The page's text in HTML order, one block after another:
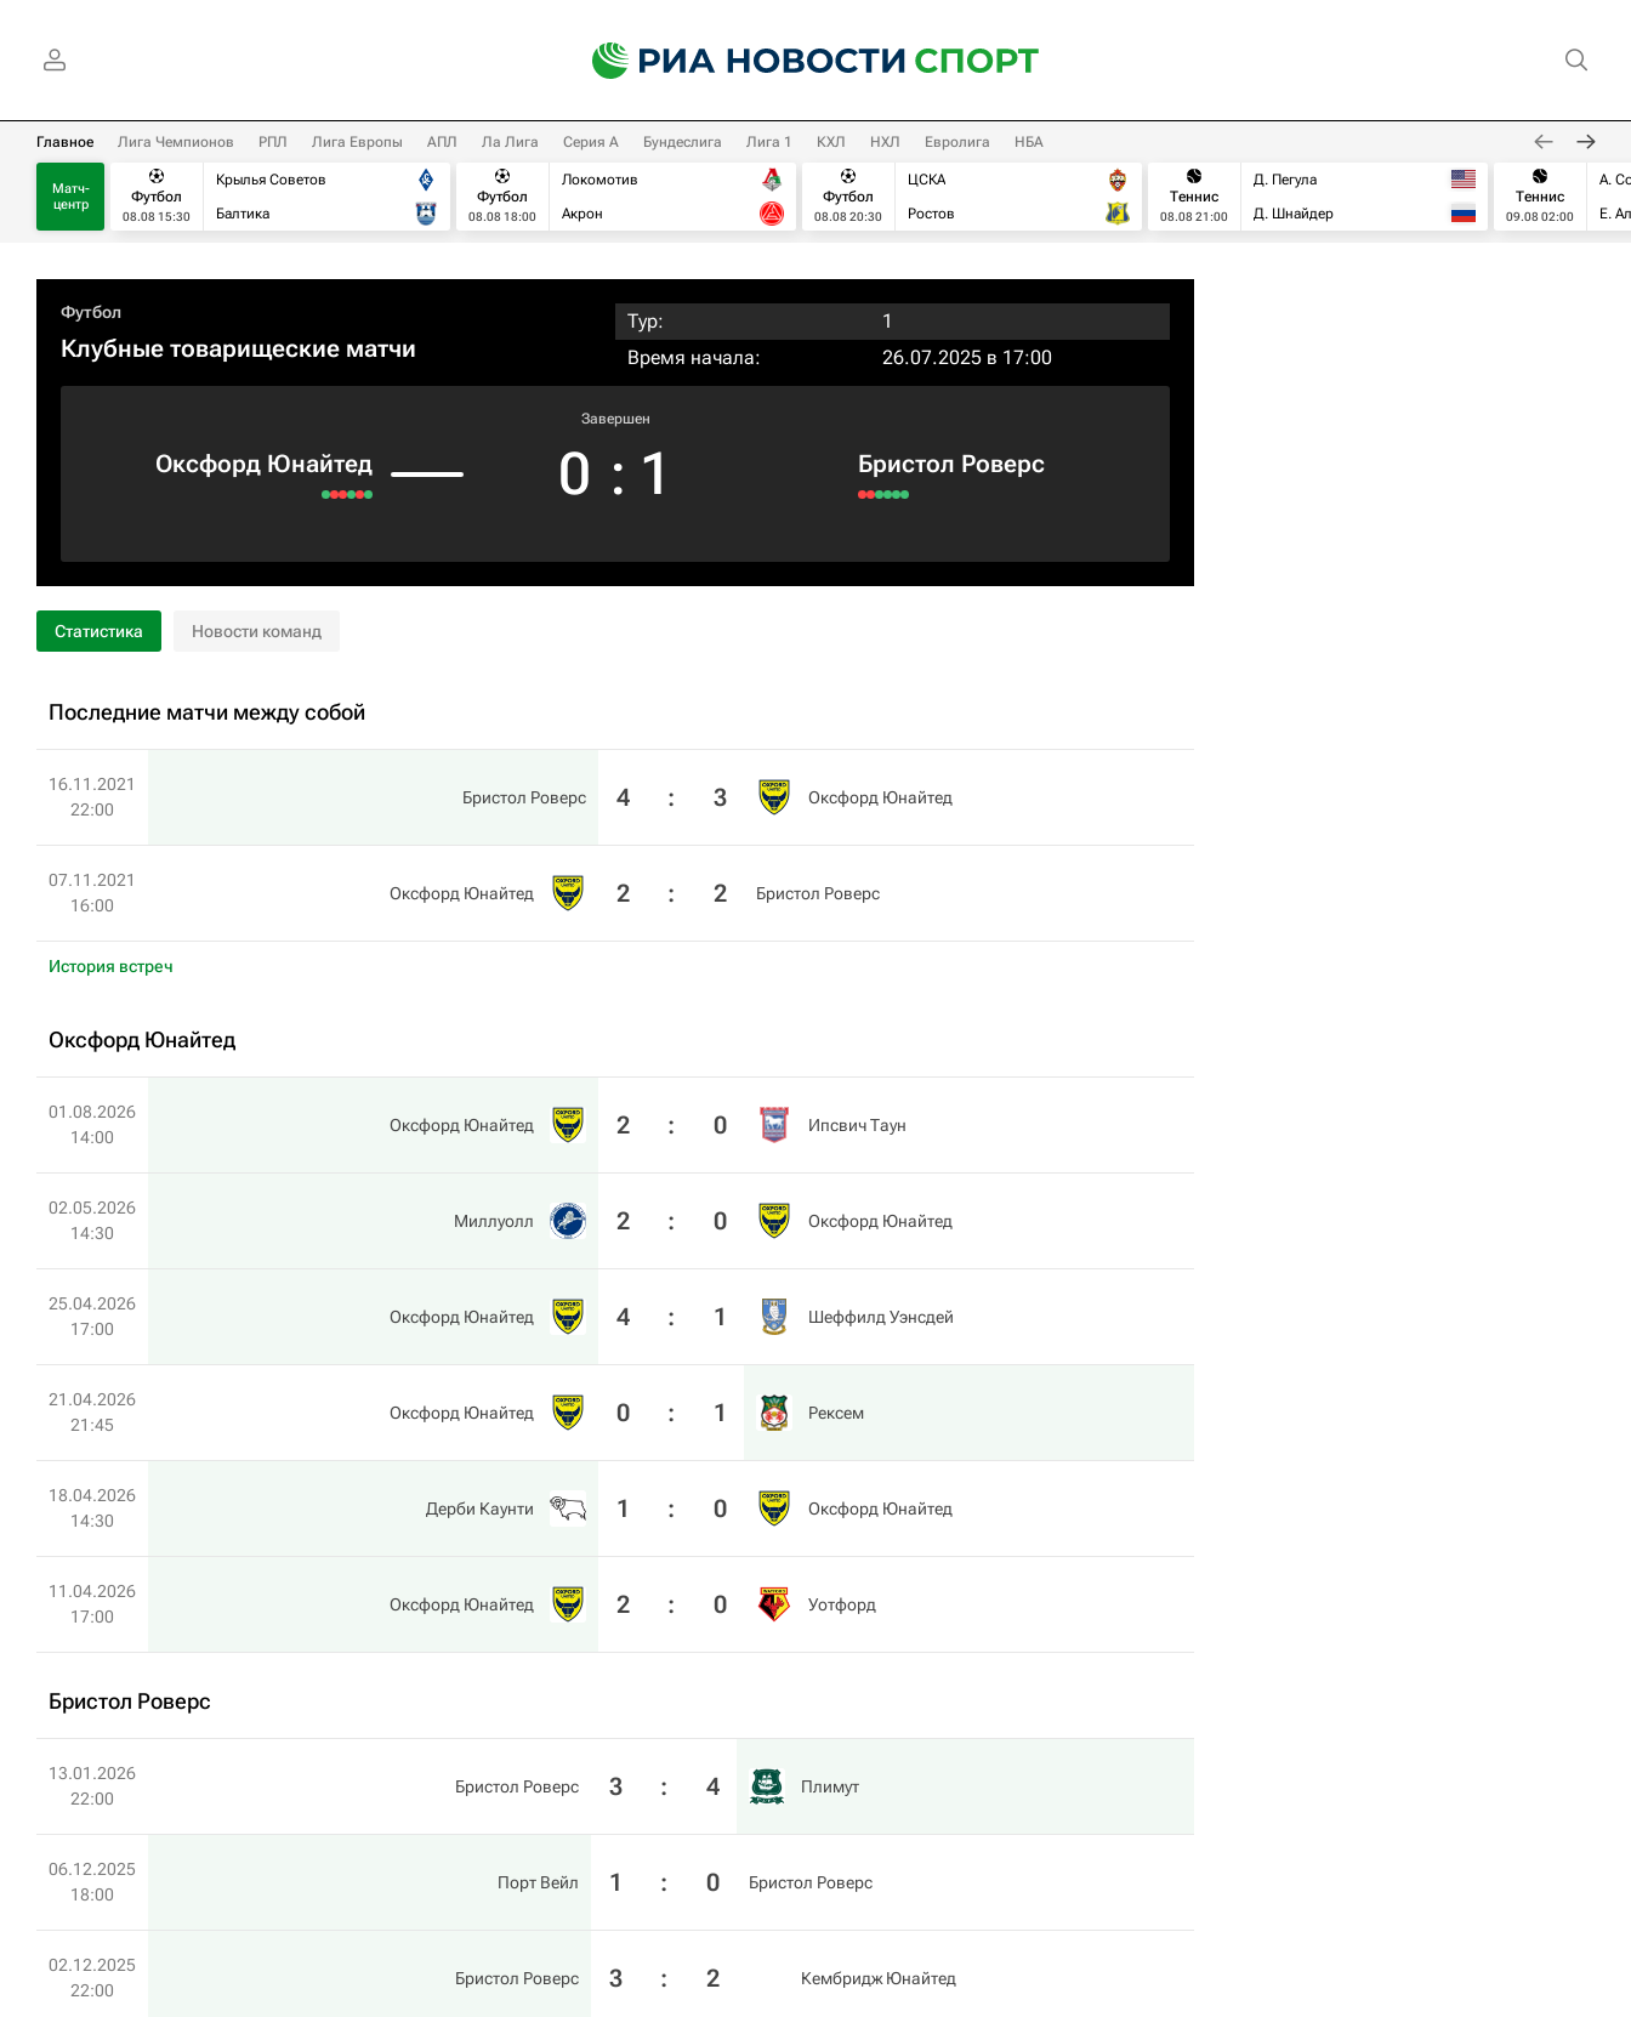
Главное Лига Чемпионов РПЛ Лига Европы АПЛ Ла Лига Серия А Бундеслига Лига 1 КХЛ НХЛ Евролига НБА
Матч-
центр
Футбол
08.08 15:30
Крылья Советов
Балтика
Футбол
08.08 18:00
Локомотив
Акрон
Футбол
08.08 20:30
ЦСКА
Ростов
Теннис
08.08 21:00
Д. Пегула
Д. Шнайдер
Теннис
09.08 02:00
А.
Е.
Футбол
Клубные товарищеские матчи
Тур:
1
Время начала:
26.07.2025 в 17:00
Оксфорд Юнайтед
Завершен
0 : 1 Бристол Роверс
Статистика Новости команд
Последние матчи между собой
16.11.2021
22:00
Бристол Роверс 4 : 3 Оксфорд Юнайтед
07.11.2021
16:00
Оксфорд Юнайтед 2 : 2 Бристол Роверс
История встреч
Оксфорд Юнайтед
01.08.2026
14:00
Оксфорд Юнайтед 2 : 0 Ипсвич Таун
02.05.2026
14:30
Миллуолл 2 : 0 Оксфорд Юнайтед
25.04.2026
17:00
Оксфорд Юнайтед 4 : 1 Шеффилд Уэнсдей
21.04.2026
21:45
Оксфорд Юнайтед 0 : 1 Рексем
18.04.2026
14:30
Дерби Каунти 1 : 0 Оксфорд Юнайтед
11.04.2026
17:00
Оксфорд Юнайтед 2 : 0 Уотфорд
Бристол Роверс
13.01.2026
22:00
Бристол Роверс 3 : 4 Плимут
06.12.2025
18:00
Порт Вейл 1 : 0 Бристол Роверс
02.12.2025
22:00
Бристол Роверс 3 : 2 Кембридж Юнайтед